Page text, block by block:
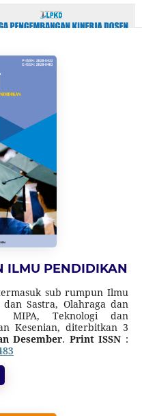
ILMU PENDIDIKAN
sub rumpun Ilmu
Sastra, Olahraga dan
MIPA, Teknologi dan
Kesenian, diterbitkan 3
Desember. Print ISSN :
(SK Direktur Jenderal
Teknologi Nomor
Maret 2025, tentang